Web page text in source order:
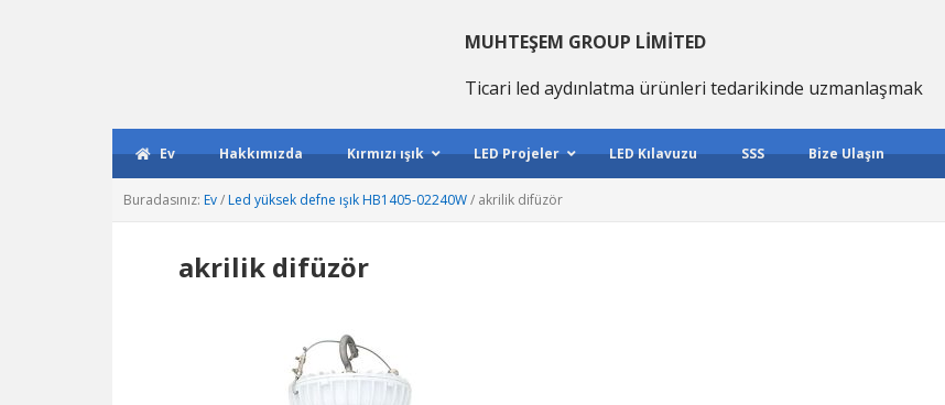
MUHTEŞEM GROUP LIMITED
Ticari led aydınlatma ürünleri tedarikinde uzmanlaşmak
Ev Hakkımızda Kırmızı ışık LED Projeler LED Kılavuzu SSS Bize Ulaşın
Buradasınız: Ev/ Led yüksek defne ışık HB1405-02240W/ akrilik difüzör
akrilik difüzör